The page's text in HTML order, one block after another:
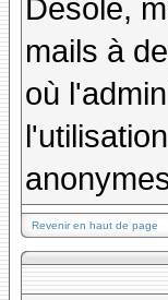
Désolé,
mails à
où
Revenir en haut de page